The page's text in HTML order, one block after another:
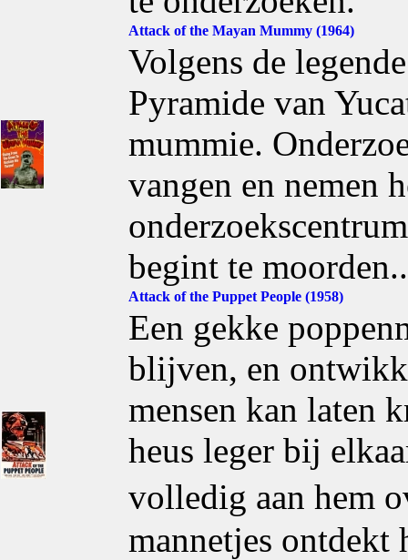
Attack of the Mayan Mummy (1964)
Volgens de
Pyramide van
mummie.
vangen en nemen
begint te
Attack of the Puppet People (1958)
Een gekke
blijven, en
mensen kan laten
heus leger bij
volledig aan hem
mannetjes